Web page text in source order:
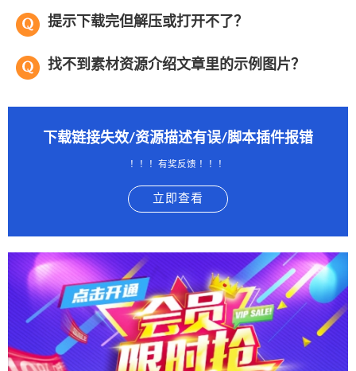
提示下载完但解压或打开不了？
找不到素材资源介绍文章里的示例图片？
下载链接失效/资源描述有误/脚本插件报错
！！！有奖反馈 ！！！
立即查看